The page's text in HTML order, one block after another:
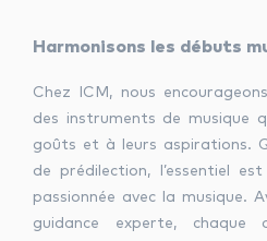
Harmonisons les débuts
Chez ICM, nous
des instruments de musique
goûts et à leurs aspirations.
de prédilection, l’essentiel
passionnée avec la musique.
guidance experte,